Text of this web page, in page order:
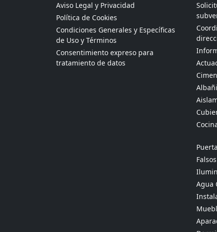
Aviso Legal y Privacidad
Política de Cookies
Condiciones Generales y Específicas
de Uso y Términos
Consentimiento expreso para
tratamiento de datos
Agua